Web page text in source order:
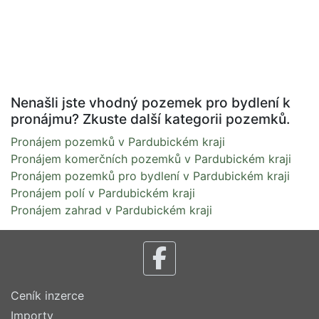
Nenašli jste vhodný pozemek pro bydlení k
pronájmu? Zkuste další kategorii pozemků.
Pronájem pozemků v Pardubickém kraji
Pronájem komerčních pozemků v Pardubickém kraji
Pronájem pozemků pro bydlení v Pardubickém kraji
Pronájem polí v Pardubickém kraji
Pronájem zahrad v Pardubickém kraji
Ceník inzerce
Importy